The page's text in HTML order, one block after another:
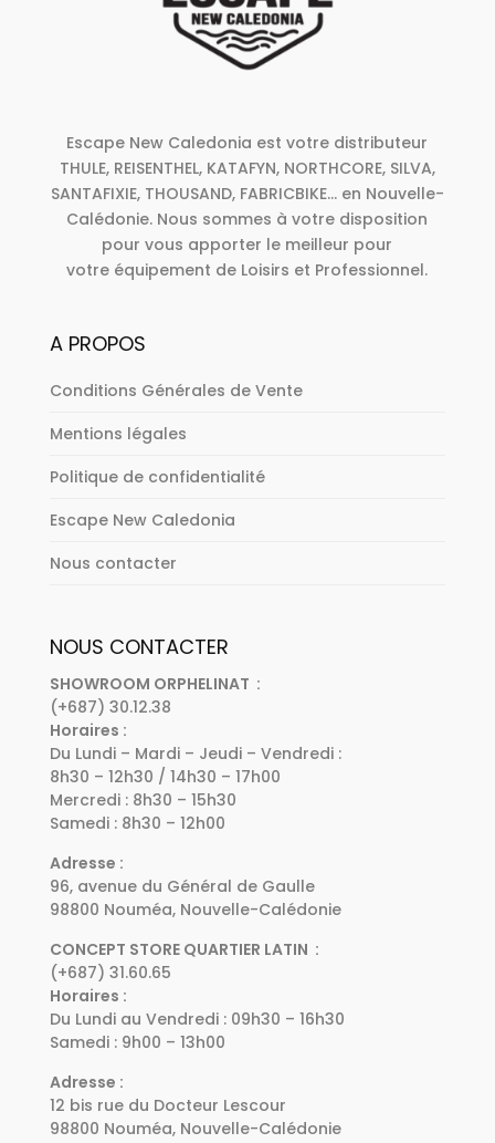
Escape New Caledonia est votre distributeur
THULE, REISENTHEL, KATAFYN, NORTHCORE, SILVA,
SANTAFIXIE, THOUSAND, FABRICBIKE... en Nouvelle-
Calédonie. Nous sommes à votre disposition
pour vous apporter le meilleur pour
votre équipement de Loisirs et Professionnel.
A PROPOS
Conditions Générales de Vente
Mentions légales
Politique de confidentialité
Escape New Caledonia
Nous contacter
NOUS CONTACTER
SHOWROOM ORPHELINAT :
(+687) 30.12.38
Horaires :
Du Lundi – Mardi – Jeudi – Vendredi :
8h30 – 12h30 / 14h30 – 17h00
Mercredi : 8h30 – 15h30
Samedi : 8h30 – 12h00
Adresse :
96, avenue du Général de Gaulle
98800 Nouméa, Nouvelle-Calédonie
CONCEPT STORE QUARTIER LATIN :
(+687) 31.60.65
Horaires :
Du Lundi au Vendredi : 09h30 – 16h30
Samedi : 9h00 – 13h00
Adresse :
12 bis rue du Docteur Lescour
98800 Nouméa, Nouvelle-Calédonie